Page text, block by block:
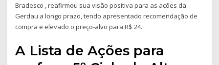
Bradesco , reafirmou sua visão positiva para as ações da
Gerdau a longo prazo, tendo apresentado recomendação de
compra e elevado o preço-alvo para R$ 24.
A Lista de Ações para